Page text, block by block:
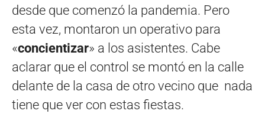
desde que comenzó la pandemia. Pero
esta vez, montaron un operativo para
«concientizar» a los asistentes. Cabe
aclarar que el control se montó en la calle
delante de la casa de otro vecino que nada
tiene que ver con estas fiestas.